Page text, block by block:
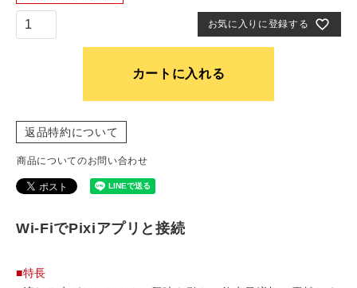
お気に入りに登録する
カートに入れる
返品特約について
商品についてのお問い合わせ
Wi-FiでPixiアプリと接続
■特長